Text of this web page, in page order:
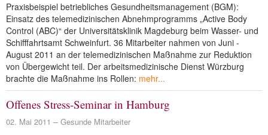
Praxisbeispiel betriebliches Gesundheitsmanagement (BGM):
Einsatz des telemedizinischen Abnehmprogramms „Active Body
Control (ABC)“ der Universitätsklinik Magdeburg beim Wasser- und
Schifffahrtsamt Schweinfurt. 36 Mitarbeiter nahmen von Juni -
August 2011 an der telemedizinischen Maßnahme zur Reduktion
von Übergewicht teil. Der arbeitsmedizinische Dienst Würzburg
brachte die Maßnahme ins Rollen: mehr...
Offenes Stress-Seminar in Hamburg
02. Mai 2011 Gesunde Mitarbeiter